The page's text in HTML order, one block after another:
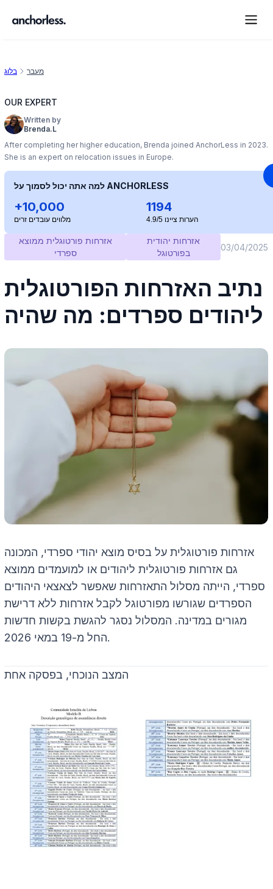
בלוג מעבר
OUR EXPERT
Written by
Brenda.L
After completing her higher education, Brenda joined AnchorLess in 2023.
She is an expert on relocation issues in Europe.
למה אתה יכול לסמוך על ANCHORLESS
+10,000
מלווים עובדים זרים
1194
הערות ציינו 4.9/5
אזרחות פורטוגלית ממוצא
ספרדי
אזרחות יהודית
בפורטוגל
03/04/2025
נתיב האזרחות הפורטוגלית
ליהודים ספרדים: מה שהיה
אזרחות פורטוגלית על בסיס מוצא יהודי ספרדי, המכונה
גם אזרחות פורטוגלית ליהודים או למועמדים ממוצא
ספרדי, הייתה מסלול התאזרחות שאפשר לצאצאי היהודים
הספרדים שגורשו מפורטוגל לקבל אזרחות ללא דרישת
מגורים במדינה. המסלול נסגר להגשת בקשות חדשות
החל מ-19 במאי 2026.
המצב הנוכחי, בפסקה אחת